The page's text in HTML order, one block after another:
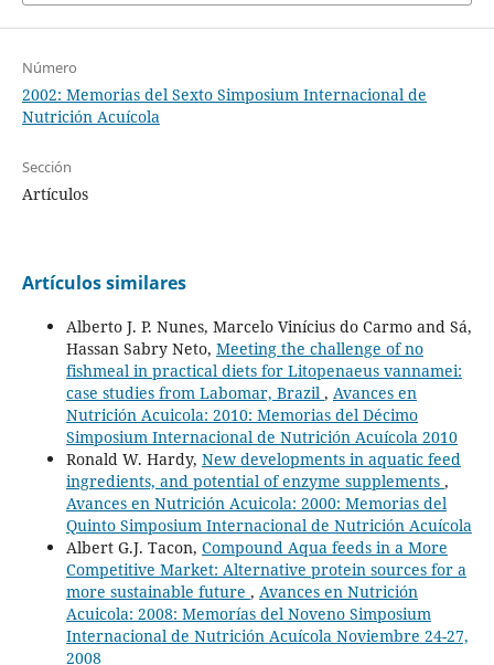
Número
2002: Memorias del Sexto Simposium Internacional de
Nutrición Acuícola
Sección
Artículos
Artículos similares
Alberto J. P. Nunes, Marcelo Vinícius do Carmo and Sá,
Hassan Sabry Neto, Meeting the challenge of no
fishmeal in practical diets for Litopenaeus vannamei:
case studies from Labomar, Brazil , Avances en
Nutrición Acuicola: 2010: Memorias del Décimo
Simposium Internacional de Nutrición Acuícola 2010
Ronald W. Hardy, New developments in aquatic feed
ingredients, and potential of enzyme supplements ,
Avances en Nutrición Acuicola: 2000: Memorias del
Quinto Simposium Internacional de Nutrición Acuícola
Albert G.J. Tacon, Compound Aqua feeds in a More
Competitive Market: Alternative protein sources for a
more sustainable future , Avances en Nutrición
Acuicola: 2008: Memorías del Noveno Simposium
Internacional de Nutrición Acuícola Noviembre 24-27,
2008